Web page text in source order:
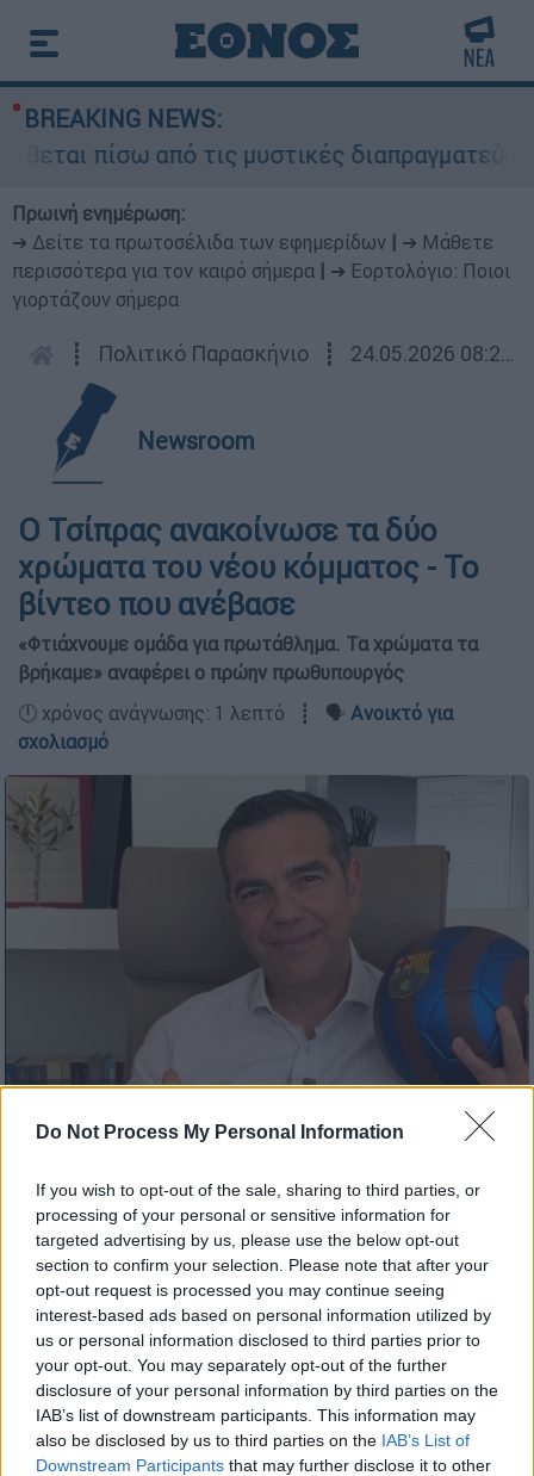
Do Not Process My Personal Information
If you wish to opt-out of the sale, sharing to third parties, or
processing of your personal or sensitive information for
targeted advertising by us, please use the below opt-out
section to confirm your selection. Please note that after your
opt-out request is processed you may continue seeing
interest-based ads based on personal information utilized by
us or personal information disclosed to third parties prior to
your opt-out. You may separately opt-out of the further
disclosure of your personal information by third parties on the
IAB’s list of downstream participants. This information may
also be disclosed by us to third parties on the IAB’s List of
Downstream Participants that may further disclose it to other
BREAKING NEWS:
πίσω από τις μυστικές διαπραγματεύσεις
Πρωινή ενημέρωση:
➔ Δείτε τα πρωτοσέλιδα των εφημερίδων
➔ Μάθετε
περισσότερα για τον καιρό σήμερα
➔ Εορτολόγιο: Ποιοι
γιορτάζουν σήμερα
┋ Πολιτικό Παρασκήνιο ┋ 24.05.2026 08:20
Newsroom
Ο Τσίπρας ανακοίνωσε τα δύο
χρώματα του νέου κόμματος - Το
βίντεο που ανέβασε
«Φτιάχνουμε ομάδα για πρωτάθλημα. Τα χρώματα τα
βρήκαμε» αναφέρει ο πρώην πρωθυπουργός
🕛 χρόνος ανάγνωσης: 1 λεπτό ┋ 🗣️ Ανοικτό για
σχολιασμό
Κάτι από… Μπαρτσελόνα φιλοδοξεί ο
Αλέξης Τσίπραςνα θυμίζει τονέο του κόμμα
όπως έδειξε ο πρώην πρωθυπουργός με νέο
βίντεο που ανέβασε.
Μεταξύ άλλων αναφέρει ποιαχρώματα
επέλεξε ενώ απευθύνει κάλεσμα στον κόσμο
για τα αποκαλυπτήρια της ερχόμενης Τρίτης.